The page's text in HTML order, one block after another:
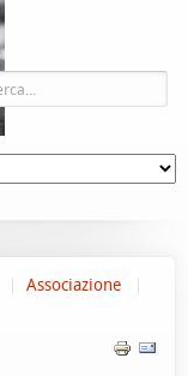
Associazione